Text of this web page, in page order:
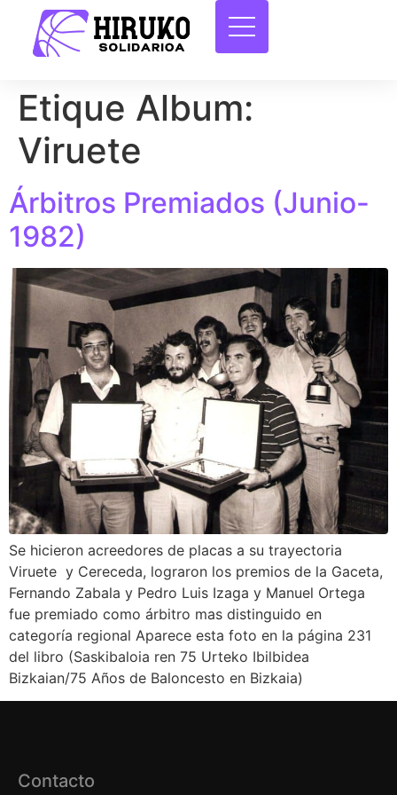
Etique Album:
Viruete
Árbitros Premiados (Junio-
1982)
Se hicieron acreedores de placas a su trayectoria
Viruete y Cereceda, lograron los premios de la Gaceta,
Fernando Zabala y Pedro Luis Izaga y Manuel Ortega
fue premiado como árbitro mas distinguido en
categoría regional Aparece esta foto en la página 231
del libro (Saskibaloia ren 75 Urteko Ibilbidea
Bizkaian/75 Años de Baloncesto en Bizkaia)
Contacto